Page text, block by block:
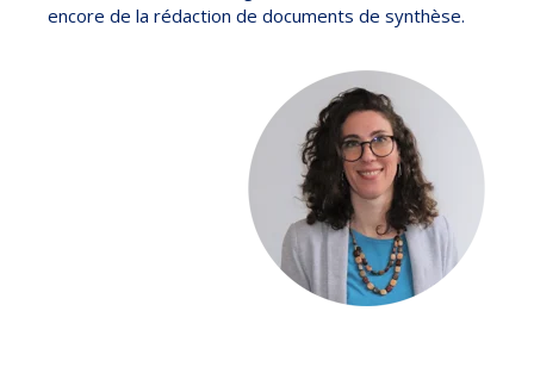
encore de la rédaction de documents de synthèse.